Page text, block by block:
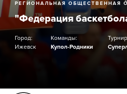
РЕГИОНАЛЬНАЯ ОБЩЕСТВЕННАЯ
"Федерация
Город:
Ижевск
Команды:
Купол-Родники